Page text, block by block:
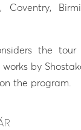
Coventry,
the
by
the program.